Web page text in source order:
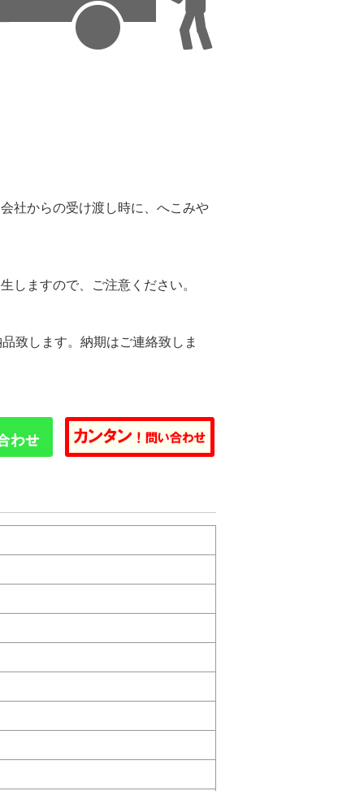
社からの受け渡し時に、へこみや
しますので、ご注意ください。
致します。納期はご連絡致しま